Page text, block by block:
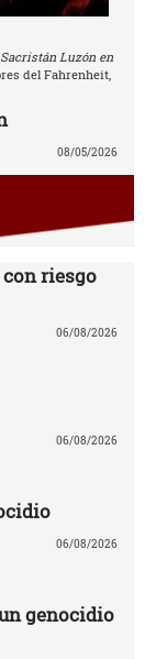
Luzón en
del Fahrenheit,
08/05/2026
riesgo
06/08/2026
06/08/2026
06/08/2026
genocidio